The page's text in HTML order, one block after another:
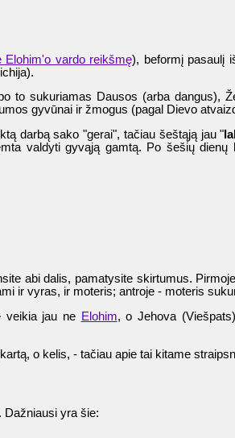
Elohim'o vardo reikšmę), beformį pasaulį
to sukuriamas Dausos (arba dangus),
gyvūnai ir žmogus (pagal Dievo
darbą sako "gerai", tačiau šeštąją jau "
valdyti gyvąją gamtą. Po šešių dienų
abi dalis, pamatysite skirtumus.
ir vyras, ir moteris; antroje - moteris
veikia jau ne Elohim, o Jehova
o kelis, - tačiau apie tai kitame
Dažniausi yra šie: